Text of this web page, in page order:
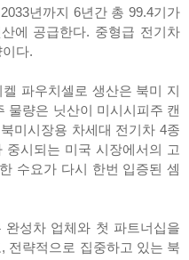
년까지 6년간 총 99.4기가
에 공급한다. 중형급 전기차
다.
파우치셀로 생산은 북미 지
물량은 닛산이 미시시피주 캔
미시장용 차세대 전기차 4종
시되는 미국 시장에서의 고
수요가 다시 한번 입증된 셈
성차 업체와 첫 파트너십을
전략적으로 집중하고 있는 북